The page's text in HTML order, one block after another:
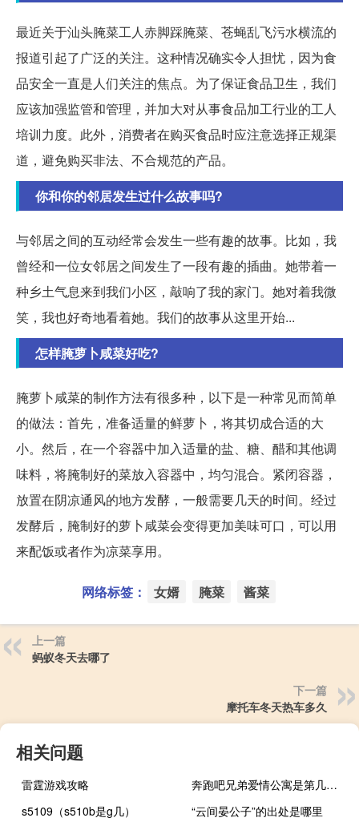
最近关于汕头腌菜工人赤脚踩腌菜、苍蝇乱飞污水横流的
报道引起了广泛的关注。这种情况确实令人担忧，因为食
品安全一直是人们关注的焦点。为了保证食品卫生，我们
应该加强监管和管理，并加大对从事食品加工行业的工人
培训力度。此外，消费者在购买食品时应注意选择正规渠
道，避免购买非法、不合规范的产品。
你和你的邻居发生过什么故事吗?
与邻居之间的互动经常会发生一些有趣的故事。比如，我
曾经和一位女邻居之间发生了一段有趣的插曲。她带着一
种乡土气息来到我们小区，敲响了我的家门。她对着我微
笑，我也好奇地看着她。我们的故事从这里开始...
怎样腌萝卜咸菜好吃?
腌萝卜咸菜的制作方法有很多种，以下是一种常见而简单
的做法：首先，准备适量的鲜萝卜，将其切成合适的大
小。然后，在一个容器中加入适量的盐、糖、醋和其他调
味料，将腌制好的菜放入容器中，均匀混合。紧闭容器，
放置在阴凉通风的地方发酵，一般需要几天的时间。经过
发酵后，腌制好的萝卜咸菜会变得更加美味可口，可以用
来配饭或者作为凉菜享用。
网络标签： 女婿 腌菜 酱菜
上一篇
蚂蚁冬天去哪了
下一篇
摩托车冬天热车多久
相关问题
雷霆游戏攻略
奔跑吧兄弟爱情公寓是第几季（奔跑吧兄弟爱情公寓是哪一期）
s5109（s510b是g几）
“云间晏公子”的出处是哪里